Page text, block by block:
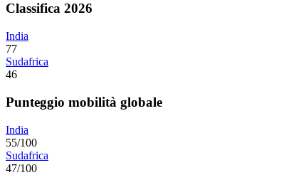
Classifica 2026
India
77
Sudafrica
46
Punteggio mobilità globale
India
55/100
Sudafrica
47/100